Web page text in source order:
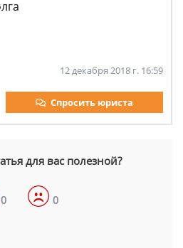
12 декабря 2018 г. 16:59
Спросить юриста
для вас полезной?
0 0